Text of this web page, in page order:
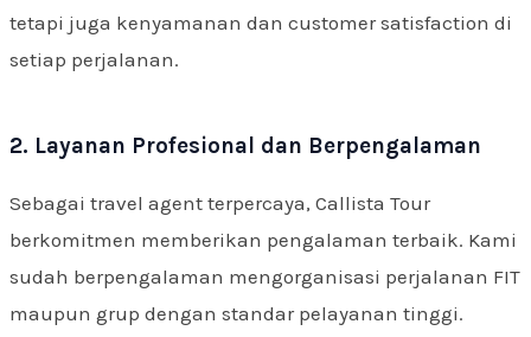
tetapi juga kenyamanan dan customer satisfaction di
setiap perjalanan.
2. Layanan Profesional dan Berpengalaman
Sebagai travel agent terpercaya, Callista Tour
berkomitmen memberikan pengalaman terbaik. Kami
sudah berpengalaman mengorganisasi perjalanan FIT
maupun grup dengan standar pelayanan tinggi.